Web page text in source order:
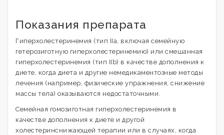
Показания препарата
Гиперхолестеринемия (тип IIa, включая семейную
гетерозиготную гиперхолестеринемию) или смешанная
гиперхолестеринемия (тип IIb) в качестве дополнения к
диете, когда диета и другие немедикаментозные методы
лечения (например, физические упражнения, снижение
массы тела) оказываются недостаточными.
Семейная гомозиготная гиперхолестеринемия в
качестве дополнения к диете и другой
холестеринснижающей терапии или в случаях, когда